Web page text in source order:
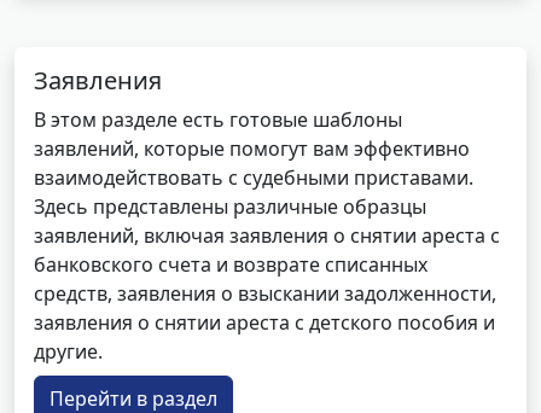
Заявления
В этом разделе есть готовые шаблоны
заявлений, которые помогут вам эффективно
взаимодействовать с судебными приставами.
Здесь представлены различные образцы
заявлений, включая заявления о снятии ареста с
банковского счета и возврате списанных
средств, заявления о взыскании задолженности,
заявления о снятии ареста с детского пособия и
другие.
Перейти в раздел